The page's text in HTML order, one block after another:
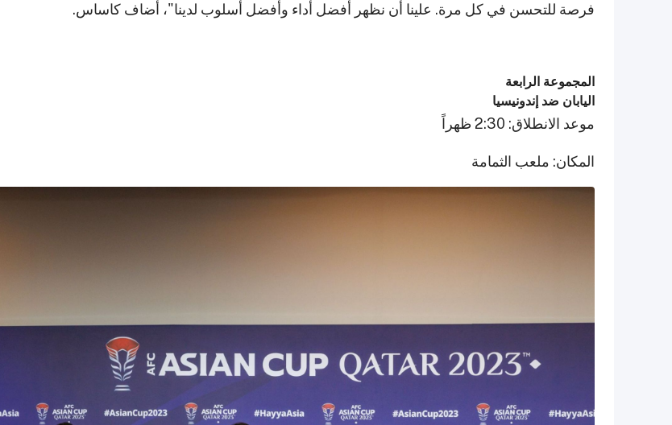
فرصة للتحسن في كل مرة. علينا أن نظهر أفضل أداء وأفضل أسلوب لدينا"، أضاف كاساس.
المجموعة الرابعة
اليابان ضد إندونيسيا
موعد الانطلاق: 2:30 ظهراً
المكان: ملعب الثمامة